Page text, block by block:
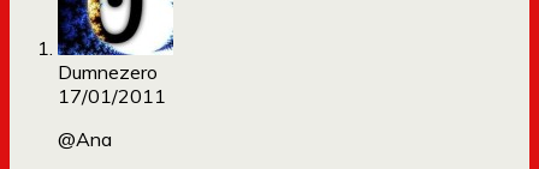
Dumnezero
17/01/2011
@Ana